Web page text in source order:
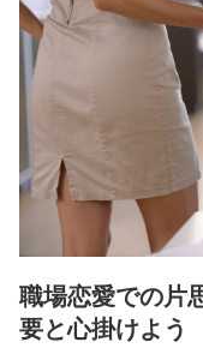
職場恋愛での片
要と心掛けよう